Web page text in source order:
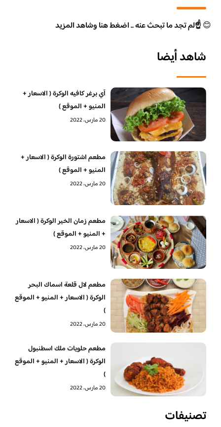
😊☝️لم تجد ما تبحث عنه .. اضغط هنا وشاهد المزيد
شاهد أيضا
آي برغر كافيه الوكرة ( الاسعار +
المنيو + الموقع )
20 مارس، 2022
مطعم اشتورة الوكرة ( الاسعار +
المنيو + الموقع )
20 مارس، 2022
مطعم زمان الخير الوكرة ( الاسعار
+ المنيو + الموقع )
20 مارس، 2022
مطعم لال قلعة اسماك البحر
الوكرة ( الاسعار + المنيو + الموقع
)
20 مارس، 2022
‏مطعم حلويات ملك اسطنبول
الوكرة ( الاسعار + المنيو + الموقع
)
20 مارس، 2022
تصنيفات